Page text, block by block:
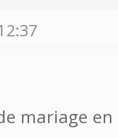
mariage